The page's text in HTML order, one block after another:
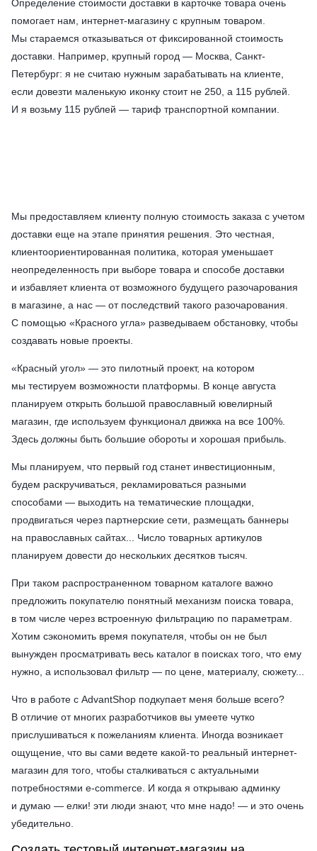
Определение стоимости доставки в карточке товара очень
помогает нам, интернет-магазину с крупным товаром.
Мы стараемся отказываться от фиксированной стоимость
доставки. Например, крупный город — Москва, Санкт-
Петербург: я не считаю нужным зарабатывать на клиенте,
если довезти маленькую иконку стоит не 250, а 115 рублей.
И я возьму 115 рублей — тариф транспортной компании.
Мы предоставляем клиенту полную стоимость заказа с учетом
доставки еще на этапе принятия решения. Это честная,
клиентоориентированная политика, которая уменьшает
неопределенность при выборе товара и способе доставки
и избавляет клиента от возможного будущего разочарования
в магазине, а нас — от последствий такого разочарования.
С помощью «Красного угла» разведываем обстановку, чтобы
создавать новые проекты.
«Красный угол» — это пилотный проект, на котором
мы тестируем возможности платформы. В конце августа
планируем открыть большой православный ювелирный
магазин, где используем функционал движка на все 100%.
Здесь должны быть большие обороты и хорошая прибыль.
Мы планируем, что первый год станет инвестиционным,
будем раскручиваться, рекламироваться разными
способами — выходить на тематические площадки,
продвигаться через партнерские сети, размещать баннеры
на православных сайтах... Число товарных артикулов
планируем довести до нескольких десятков тысяч.
При таком распространенном товарном каталоге важно
предложить покупателю понятный механизм поиска товара,
в том числе через встроенную фильтрацию по параметрам.
Хотим сэкономить время покупателя, чтобы он не был
вынужден просматривать весь каталог в поисках того, что ему
нужно, а использовал фильтр — по цене, материалу, сюжету...
Что в работе с AdvantShop подкупает меня больше всего?
В отличие от многих разработчиков вы умеете чутко
прислушиваться к пожеланиям клиента. Иногда возникает
ощущение, что вы сами ведете какой-то реальный интернет-
магазин для того, чтобы сталкиваться с актуальными
потребностями e-commerce. И когда я открываю админку
и думаю — елки! эти люди знают, что мне надо! — и это очень
убедительно.